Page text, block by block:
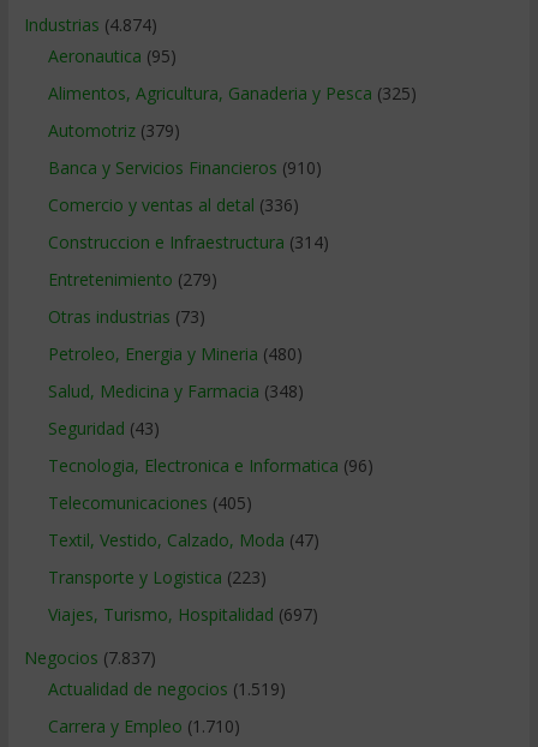
Industrias (4.874)
Aeronautica (95)
Alimentos, Agricultura, Ganaderia y Pesca (325)
Automotriz(379)
Banca y Servicios Financieros (910)
Comercio y ventas al detal (336)
Construccion e Infraestructura (314)
Entretenimiento (279)
Otras industrias (73)
Petroleo, Energia y Mineria (480)
Salud, Medicina y Farmacia (348)
Seguridad (43)
Tecnologia, Electronica e Informatica (96)
Telecomunicaciones (405)
Textil, Vestido, Calzado, Moda (47)
Transporte y Logistica (223)
Viajes, Turismo, Hospitalidad (697)
Negocios (7.837)
Actualidad de negocios (1.519)
Carrera y Empleo (1.710)